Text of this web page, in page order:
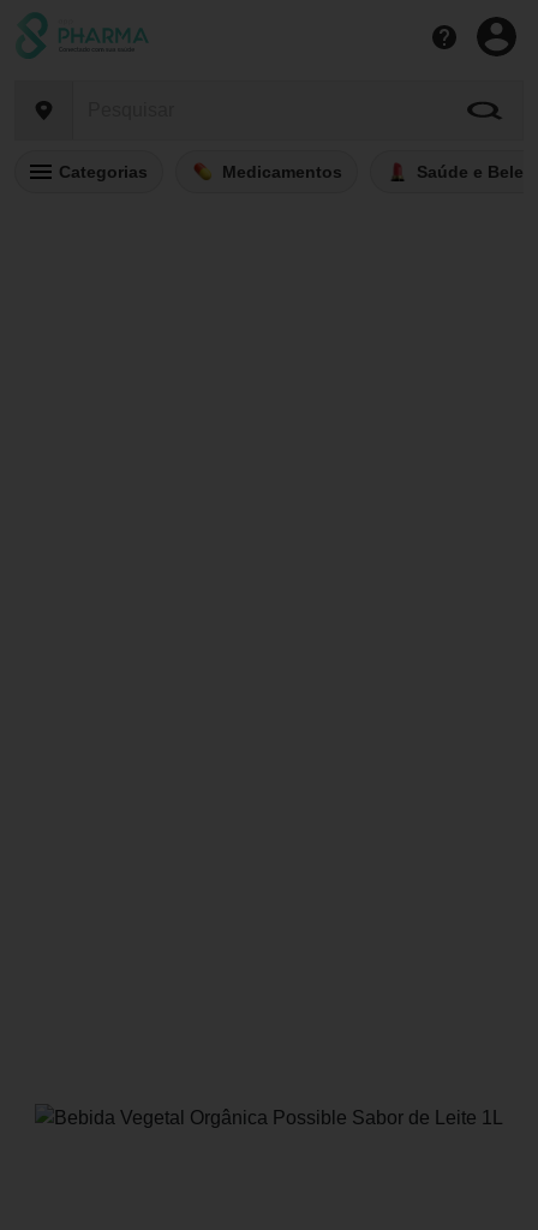
Categorias Medicamentos Saúde e